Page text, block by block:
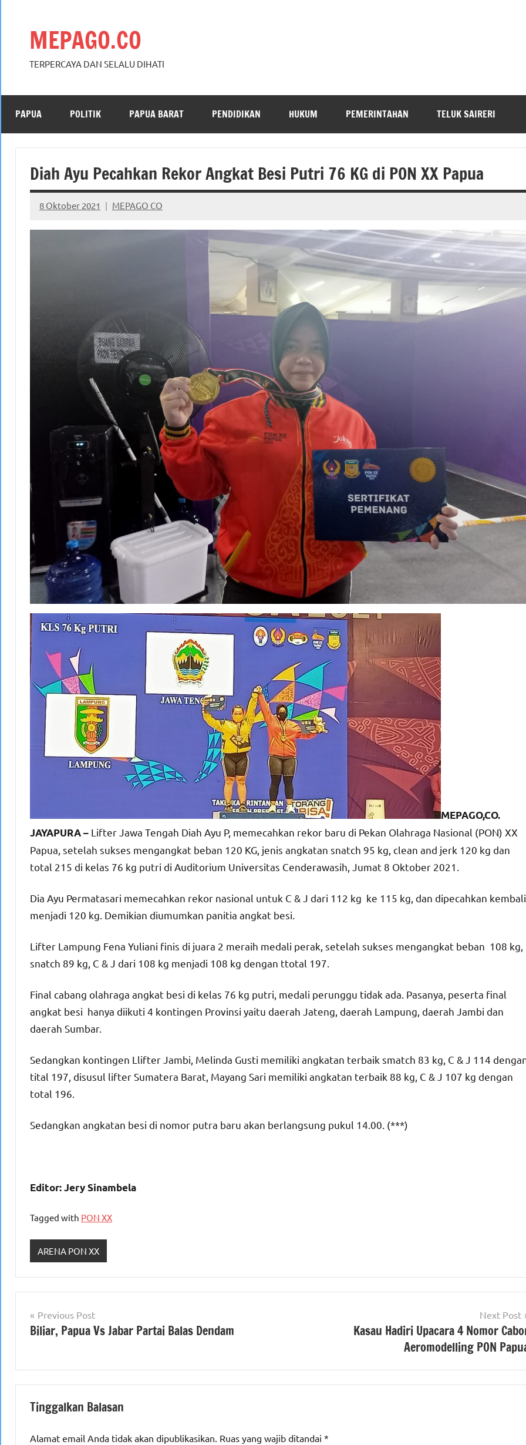
MEPAGO.CO
TERPERCAYA DAN SELALU DIHATI
PAPUA POLITIK PAPUA BARAT PENDIDIKAN HUKUM PEMERINTAHAN TELUK SAIRERI
Diah Ayu Pecahkan Rekor Angkat Besi Putri 76 KG di PON XX Papua
8 Oktober 2021 MEPAGO CO
No
comments
MEPAGO,CO.
JAYAPURA – Lifter Jawa Tengah Diah Ayu P, memecahkan rekor baru di Pekan Olahraga Nasional (PON) XX
Papua, setelah sukses mengangkat beban 120 KG, jenis angkatan snatch 95 kg, clean and jerk 120 kg dan
total 215 di kelas 76 kg putri di Auditorium Universitas Cenderawasih, Jumat 8 Oktober 2021.
Dia Ayu Permatasari memecahkan rekor nasional untuk C & J dari 112 kg ke 115 kg, dan dipecahkan kembali
menjadi 120 kg. Demikian diumumkan panitia angkat besi.
Lifter Lampung Fena Yuliani finis di juara 2 meraih medali perak, setelah sukses mengangkat beban 108 kg,
snatch 89 kg, C & J dari 108 kg menjadi 108 kg dengan ttotal 197.
Final cabang olahraga angkat besi di kelas 76 kg putri, medali perunggu tidak ada. Pasanya, peserta final
angkat besi hanya diikuti 4 kontingen Provinsi yaitu daerah Jateng, daerah Lampung, daerah Jambi dan
daerah Sumbar.
Sedangkan kontingen Llifter Jambi, Melinda Gusti memiliki angkatan terbaik smatch 83 kg, C & J 114
tital 197, disusul lifter Sumatera Barat, Mayang Sari memiliki angkatan terbaik 88 kg, C & J 107 kg dengan
total 196.
Sedangkan angkatan besi di nomor putra baru akan berlangsung pukul 14.00. (***)
Editor: Jery Sinambela
Tagged with PON XX
ARENA PON XX
Navigasi
pos
Previous Post
Biliar, Papua Vs Jabar Partai Balas Dendam
Next Post
Kasau Hadiri Upacara 4 Nomor
Aeromodelling PON
Tinggalkan Balasan
Alamat email Anda tidak akan dipublikasikan. Ruas yang wajib ditandai *